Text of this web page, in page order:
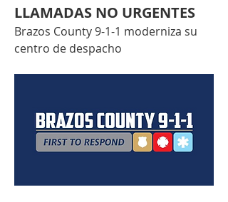
LLAMADAS NO URGENTES
Brazos County 9-1-1 moderniza su
centro de despacho